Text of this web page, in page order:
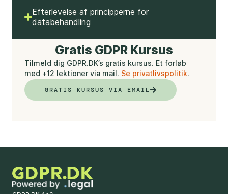
Gratis GDPR Kursus
Tilmeld dig GDPR.DK’s gratis kursus. Et forløb
med +12 lektioner via mail. Se privatlivspolitik.
GRATIS KURSUS VIA EMAIL
Efterlevelse af principperne for
databehandling